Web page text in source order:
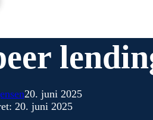
20. juni 2025
20. juni 2025